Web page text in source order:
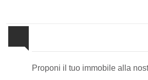
Proponi il tuo immobile alla